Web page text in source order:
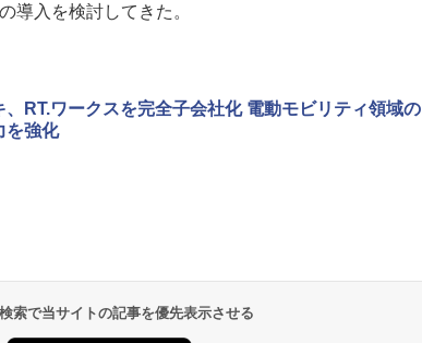
導入を検討してきた。
、RT.ワークスを完全子会社化 電動モビリティ領域の
を強化
索で当サイトの記事を優先表示させる